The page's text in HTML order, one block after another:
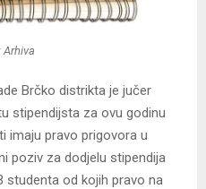
Arhiva
Brčko distrikta je jučer
stipendijsta za ovu godinu
imaju pravo prigovora u
poziv za dodjelu stipendija
studenta od kojih pravo na